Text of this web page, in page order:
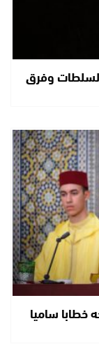
وفرق
ساميا